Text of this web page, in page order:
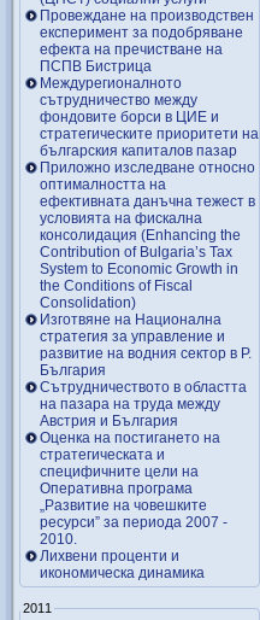
Провеждане на производствен
експеримент за подобряване
ефекта на пречистване на
ПСПВ Бистрица
Междурегионалното
сътрудничество между
фондовите борси в ЦИЕ и
стратегическите приоритети на
българския капиталов пазар
Приложно изследване относно
оптималността на
ефективната данъчна тежест в
условията на фискална
консолидация (Enhancing the
Contribution of Bulgaria’s Tax
System to Economic Growth in
the Conditions of Fiscal
Consolidation)
Изготвяне на Национална
стратегия за управление и
развитие на водния сектор в Р.
България
Сътрудничеството в областта
на пазара на труда между
Австрия и България
Оценка на постигането на
стратегическата и
специфичните цели на
Оперативна програма
„Развитие на човешките
ресурси” за периода 2007 ‑
2010.
Лихвени проценти и
икономическа динамика
2011